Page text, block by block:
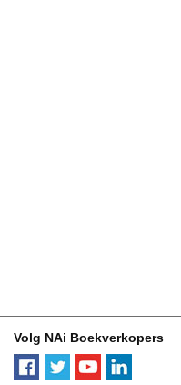
Volg NAi Boekverkopers